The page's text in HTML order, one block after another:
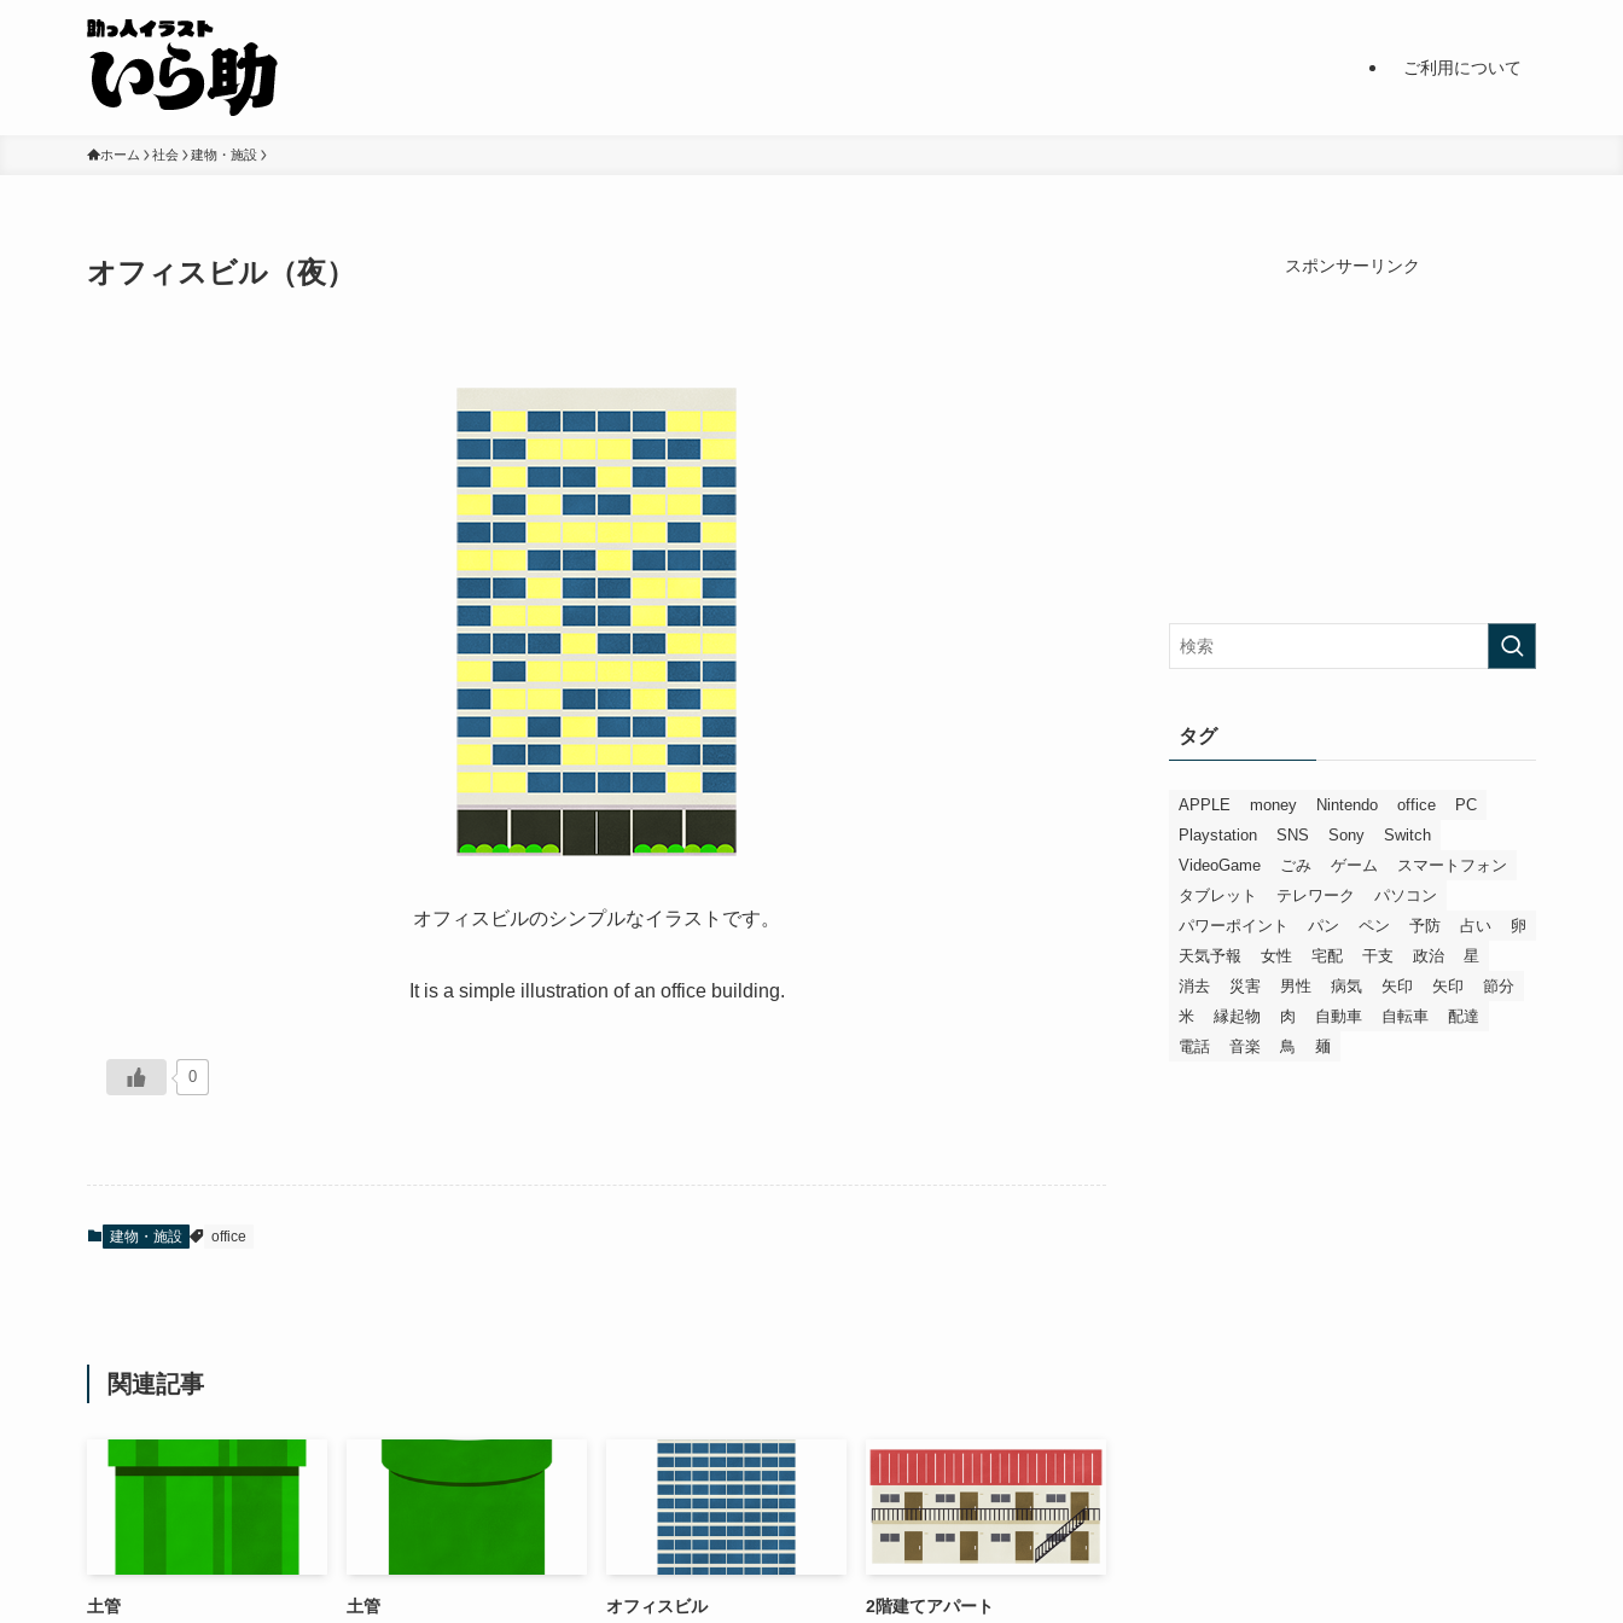
ご利用について
ホーム 社会 建物・施設
オフィスビル（夜）
オフィスビルのシンプルなイラストです。
It is a simple illustration of an office building.
0
建物・施設 office
関連記事
土管 土管 オフィスビル 2階建てアパート
スポンサーリンク
タグ
APPLE money Nintendo office
PC
Playstation
SNS Sony
Switch
VideoGame
ごみ ゲーム
スマートフォン
タブレット
テレワーク
パソコン
パワーポイント
パン ペン 予防 占い
卵
天気予報
女性 宅配 干支 政治
星
消去
災害 男性 病気 矢印 矢印
節分
米
縁起物 肉 自動車 自転車
配達
電話
音楽 鳥 麺